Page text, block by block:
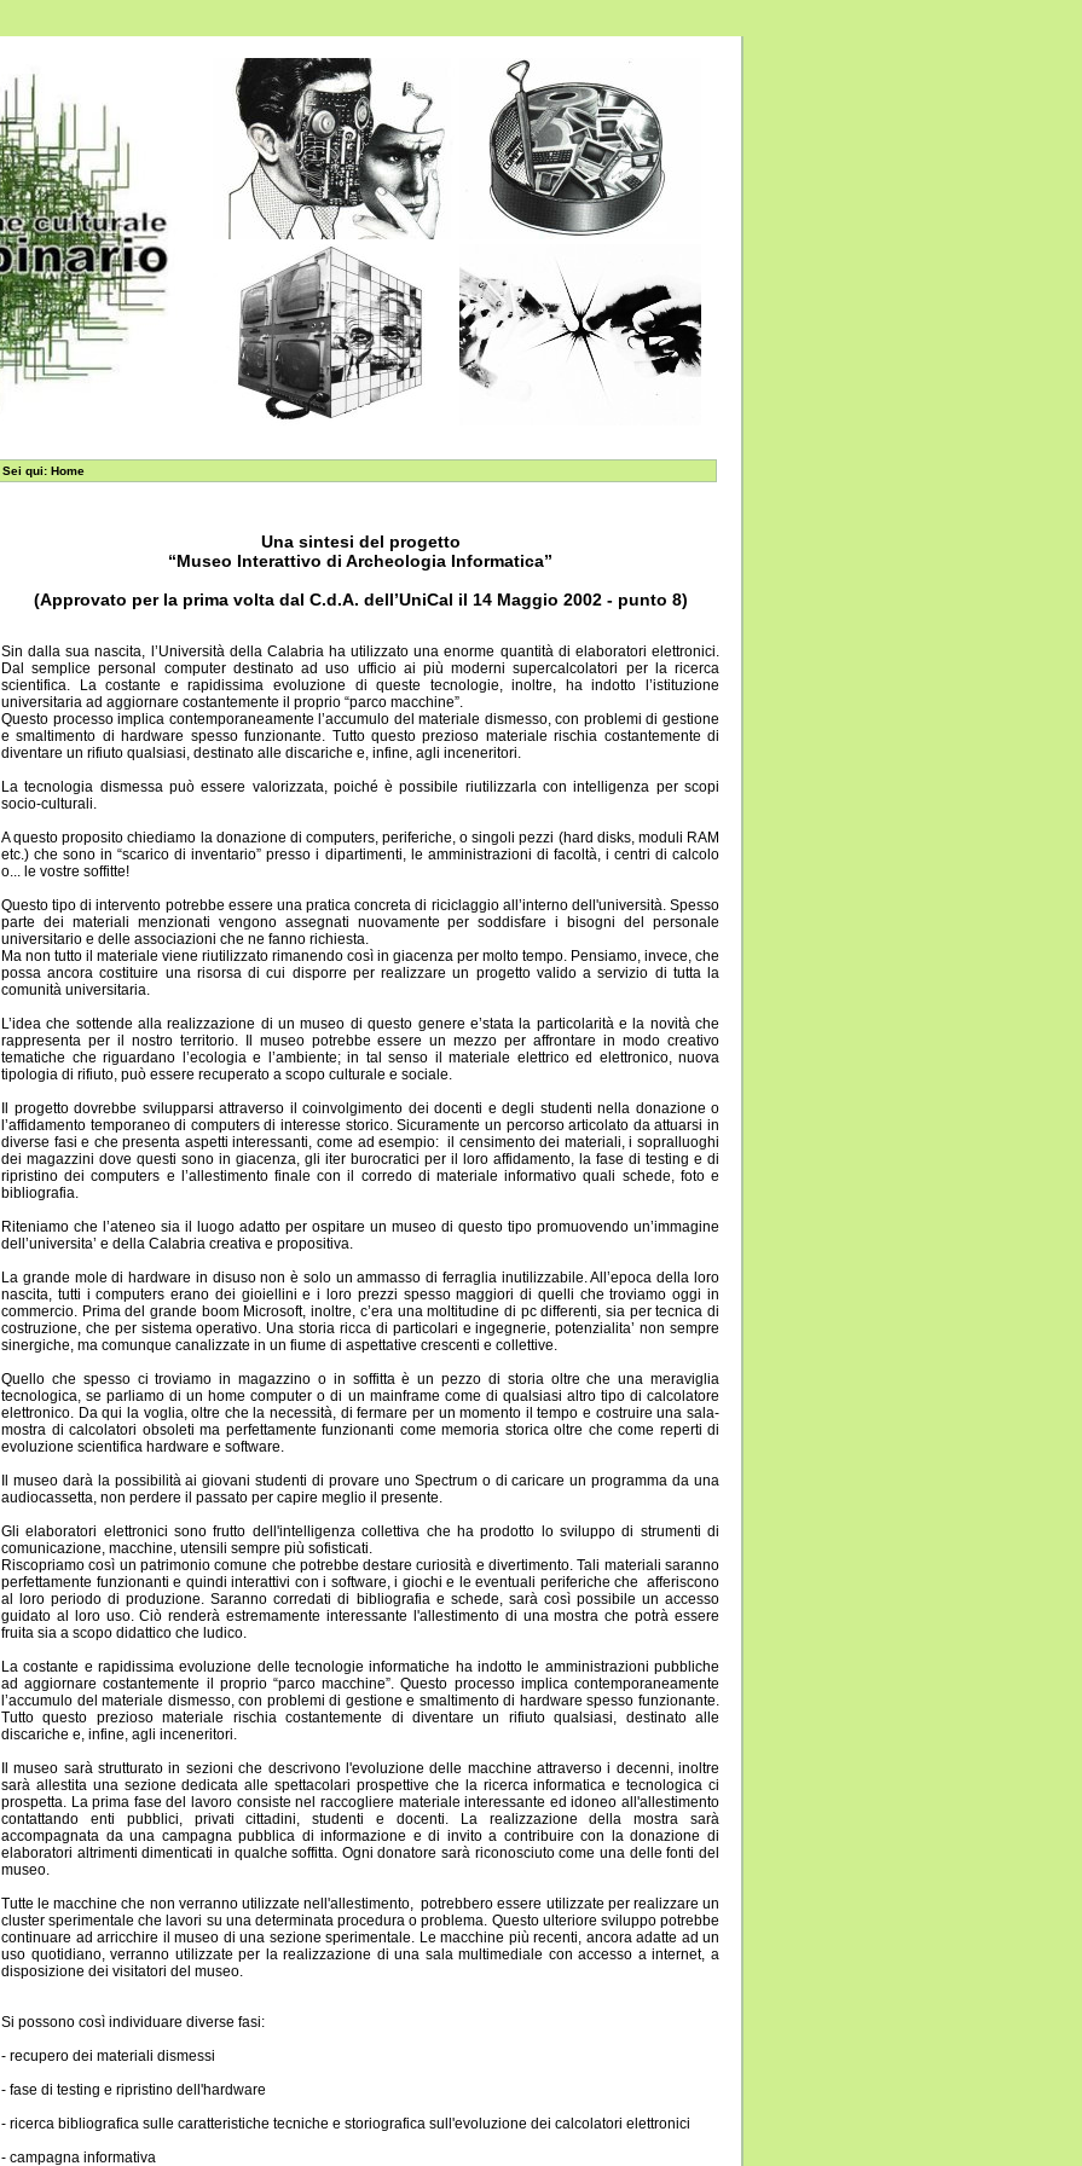
Sei qui: Home
Una sintesi del progetto
“Museo Interattivo di Archeologia Informatica”
(Approvato per la prima volta dal C.d.A. dell’UniCal il 14 Maggio 2002 - punto 8)
Sin dalla sua nascita, l’Università della Calabria ha utilizzato una enorme quantità di elaboratori elettronici.
Dal semplice personal computer destinato ad uso ufficio ai più moderni supercalcolatori per la ricerca
scientifica. La costante e rapidissima evoluzione di queste tecnologie, inoltre, ha indotto l’istituzione
universitaria ad aggiornare costantemente il proprio “parco macchine”.
Questo processo implica contemporaneamente l’accumulo del materiale dismesso, con problemi di gestione
e smaltimento di hardware spesso funzionante. Tutto questo prezioso materiale rischia costantemente di
diventare un rifiuto qualsiasi, destinato alle discariche e, infine, agli inceneritori.
La tecnologia dismessa può essere valorizzata, poiché è possibile riutilizzarla con intelligenza per scopi
socio-culturali.
A questo proposito chiediamo la donazione di computers, periferiche, o singoli pezzi (hard disks, moduli RAM
etc.) che sono in “scarico di inventario” presso i dipartimenti, le amministrazioni di facoltà, i centri di calcolo
o... le vostre soffitte!
Questo tipo di intervento potrebbe essere una pratica concreta di riciclaggio all’interno dell'università. Spesso
parte dei materiali menzionati vengono assegnati nuovamente per soddisfare i bisogni del personale
universitario e delle associazioni che ne fanno richiesta.
Ma non tutto il materiale viene riutilizzato rimanendo così in giacenza per molto tempo. Pensiamo, invece, che
possa ancora costituire una risorsa di cui disporre per realizzare un progetto valido a servizio di tutta la
comunità universitaria.
L’idea che sottende alla realizzazione di un museo di questo genere e’stata la particolarità e la novità che
rappresenta per il nostro territorio. Il museo potrebbe essere un mezzo per affrontare in modo creativo
tematiche che riguardano l’ecologia e l’ambiente; in tal senso il materiale elettrico ed elettronico, nuova
tipologia di rifiuto, può essere recuperato a scopo culturale e sociale.
Il progetto dovrebbe svilupparsi attraverso il coinvolgimento dei docenti e degli studenti nella donazione o
l’affidamento temporaneo di computers di interesse storico. Sicuramente un percorso articolato da attuarsi in
diverse fasi e che presenta aspetti interessanti, come ad esempio: il censimento dei materiali, i sopralluoghi
dei magazzini dove questi sono in giacenza, gli iter burocratici per il loro affidamento, la fase di testing e di
ripristino dei computers e l’allestimento finale con il corredo di materiale informativo quali schede, foto e
bibliografia.
Riteniamo che l’ateneo sia il luogo adatto per ospitare un museo di questo tipo promuovendo un’immagine
dell’universita’ e della Calabria creativa e propositiva.
La grande mole di hardware in disuso non è solo un ammasso di ferraglia inutilizzabile. All’epoca della loro
nascita, tutti i computers erano dei gioiellini e i loro prezzi spesso maggiori di quelli che troviamo oggi in
commercio. Prima del grande boom Microsoft, inoltre, c’era una moltitudine di pc differenti, sia per tecnica di
costruzione, che per sistema operativo. Una storia ricca di particolari e ingegnerie, potenzialita’ non sempre
sinergiche, ma comunque canalizzate in un fiume di aspettative crescenti e collettive.
Quello che spesso ci troviamo in magazzino o in soffitta è un pezzo di storia oltre che una meraviglia
tecnologica, se parliamo di un home computer o di un mainframe come di qualsiasi altro tipo di calcolatore
elettronico. Da qui la voglia, oltre che la necessità, di fermare per un momento il tempo e costruire una sala-
mostra di calcolatori obsoleti ma perfettamente funzionanti come memoria storica oltre che come reperti di
evoluzione scientifica hardware e software.
Il museo darà la possibilità ai giovani studenti di provare uno Spectrum o di caricare un programma da una
audiocassetta, non perdere il passato per capire meglio il presente.
Gli elaboratori elettronici sono frutto dell'intelligenza collettiva che ha prodotto lo sviluppo di strumenti di
comunicazione, macchine, utensili sempre più sofisticati.
Riscopriamo così un patrimonio comune che potrebbe destare curiosità e divertimento. Tali materiali saranno
perfettamente funzionanti e quindi interattivi con i software, i giochi e le eventuali periferiche che afferiscono
al loro periodo di produzione. Saranno corredati di bibliografia e schede, sarà così possibile un accesso
guidato al loro uso. Ciò renderà estremamente interessante l'allestimento di una mostra che potrà essere
fruita sia a scopo didattico che ludico.
La costante e rapidissima evoluzione delle tecnologie informatiche ha indotto le amministrazioni pubbliche
ad aggiornare costantemente il proprio “parco macchine”. Questo processo implica contemporaneamente
l’accumulo del materiale dismesso, con problemi di gestione e smaltimento di hardware spesso funzionante.
Tutto questo prezioso materiale rischia costantemente di diventare un rifiuto qualsiasi, destinato alle
discariche e, infine, agli inceneritori.
Il museo sarà strutturato in sezioni che descrivono l'evoluzione delle macchine attraverso i decenni, inoltre
sarà allestita una sezione dedicata alle spettacolari prospettive che la ricerca informatica e tecnologica ci
prospetta. La prima fase del lavoro consiste nel raccogliere materiale interessante ed idoneo all'allestimento
contattando enti pubblici, privati cittadini, studenti e docenti. La realizzazione della mostra sarà
accompagnata da una campagna pubblica di informazione e di invito a contribuire con la donazione di
elaboratori altrimenti dimenticati in qualche soffitta. Ogni donatore sarà riconosciuto come una delle fonti del
museo.
Tutte le macchine che non verranno utilizzate nell'allestimento, potrebbero essere utilizzate per realizzare un
cluster sperimentale che lavori su una determinata procedura o problema. Questo ulteriore sviluppo potrebbe
continuare ad arricchire il museo di una sezione sperimentale. Le macchine più recenti, ancora adatte ad un
uso quotidiano, verranno utilizzate per la realizzazione di una sala multimediale con accesso a internet, a
disposizione dei visitatori del museo.
Si possono così individuare diverse fasi:
- recupero dei materiali dismessi
- fase di testing e ripristino dell'hardware
- ricerca bibliografica sulle caratteristiche tecniche e storiografica sull'evoluzione dei calcolatori elettronici
- campagna informativa